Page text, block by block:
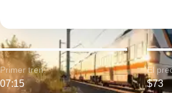
Primer tren:
07:15
El
$73